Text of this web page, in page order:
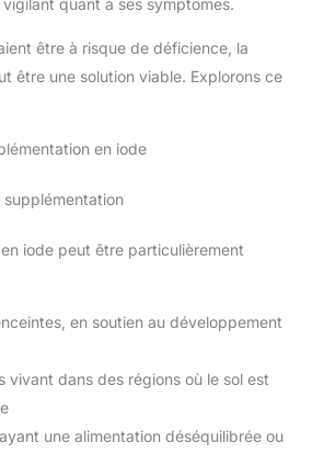
être à risque de déficience, la
être une solution viable. Explorons ce
en iode
iode peut être particulièrement
en soutien au développement
vivant dans des régions où le sol est
une alimentation déséquilibrée ou